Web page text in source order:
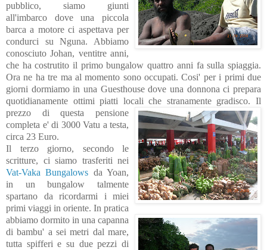
pubblico, siamo giunti
all'imbarco dove una piccola
barca a motore ci aspettava per
condurci su Nguna. Abbiamo
conosciuto Johan, ventitre anni,
che ha costrutito il primo bungalow quattro anni fa sulla spiaggia.
Ora ne ha tre ma al momento sono occupati. Cosi' per i primi due
giorni dormiamo in una Guesthouse dove una donnona ci prepara
quotidianamente ottimi piatti locali che stranamente gradisco. Il
prezzo di questa pensione
completa e' di 3000Vatu a testa,
circa 23 Euro.
Il terzo giorno, secondo le
scritture, ci siamo trasferiti nei
Vat-Vaka Bungalows da Yoan,
in un bungalow talmente
spartano da ricordarmi i miei
primi viaggi in oriente. In pratica
abbiamo dormito in una capanna
di bambu' a sei metri dal mare,
tutta spifferi e su due pezzi di